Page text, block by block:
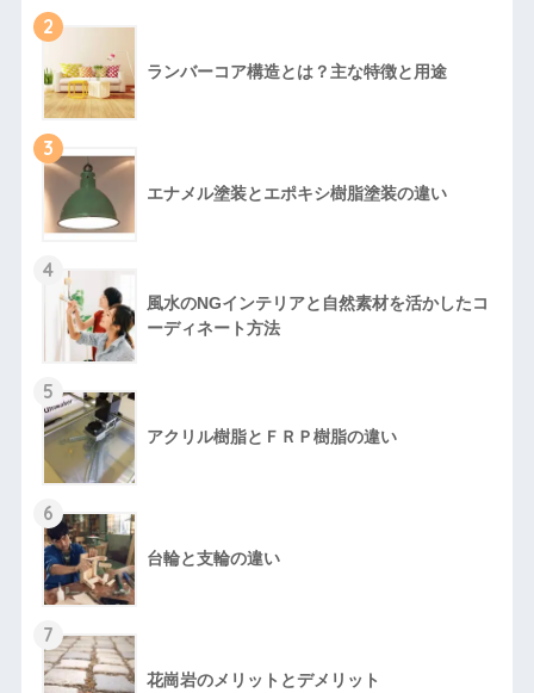
2
ランバーコア構造とは？主な特徴と用途
3
エナメル塗装とエポキシ樹脂塗装の違い
4
風水のNGインテリアと自然素材を活かしたコ
ーディネート方法
5
アクリル樹脂とＦＲＰ樹脂の違い
6
台輪と支輪の違い
7
花崗岩のメリットとデメリット